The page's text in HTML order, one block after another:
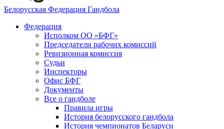
Белорусская Федерация Гандбола
Федерация
Исполком ОО «БФГ»
Председатели рабочих комиссий
Ревизионная комиссия
Судьи
Инспекторы
Офис БФГ
Документы
Все о гандболе
Правила игры
История белорусского гандбола
История чемпионатов Беларуси